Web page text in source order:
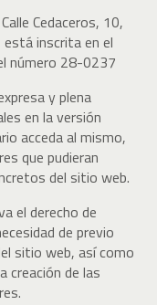
Cedaceros, 10,
inscrita en el
número 28-0237
y plena
en la versión
acceda al mismo,
que pudieran
del sitio web.
el derecho de
de previo
sitio web, así como
creación de las